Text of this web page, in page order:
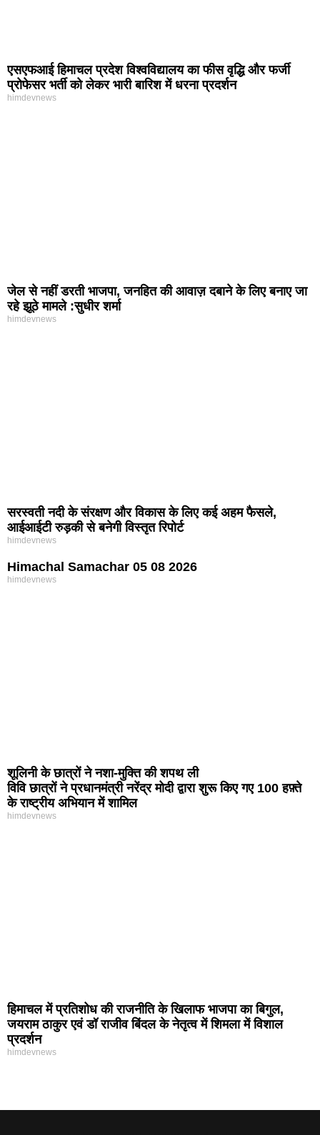
एसएफआई हिमाचल प्रदेश विश्वविद्यालय का फीस वृद्धि और फर्जी
प्रोफेसर भर्ती को लेकर भारी बारिश में धरना प्रदर्शन
himdevnews
जेल से नहीं डरती भाजपा, जनहित की आवाज़ दबाने के लिए बनाए जा
रहे झूठे मामले :सुधीर शर्मा
himdevnews
सरस्वती नदी के संरक्षण और विकास के लिए कई अहम फैसले,
आईआईटी रुड़की से बनेगी विस्तृत रिपोर्ट
himdevnews
Himachal Samachar 05 08 2026
himdevnews
शूलिनी के छात्रों ने नशा-मुक्ति की शपथ ली
विवि छात्रों ने प्रधानमंत्री नरेंद्र मोदी द्वारा शुरू किए गए 100 हफ़्ते
के राष्ट्रीय अभियान में शामिल
himdevnews
हिमाचल में प्रतिशोध की राजनीति के खिलाफ भाजपा का बिगुल,
जयराम ठाकुर एवं डॉ राजीव बिंदल के नेतृत्व में शिमला में विशाल
प्रदर्शन
himdevnews